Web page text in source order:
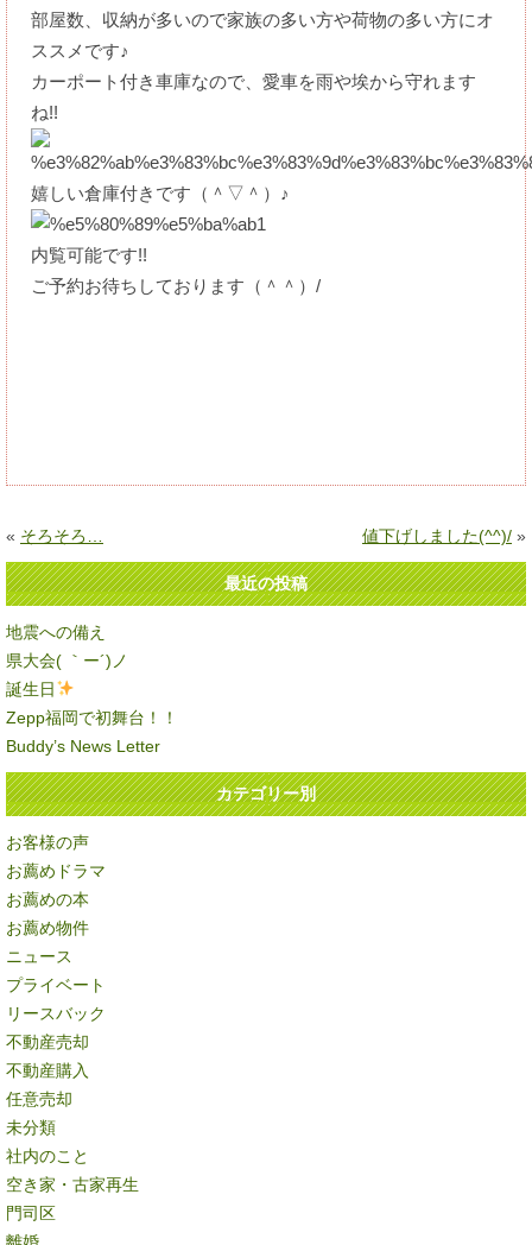
部屋数、収納が多いので家族の多い方や荷物の多い方にオ
ススメです♪
カーポート付き車庫なので、愛車を雨や埃から守れます
ね!!
嬉しい倉庫付きです（＾▽＾）♪
内覧可能です!!
ご予約お待ちしております（＾＾）/
« そろそろ… 値下げしました(^^)/ »
最近の投稿
地震への備え
県大会( ｀ー´)ノ
誕生日
Zepp福岡で初舞台！！
Buddy’s News Letter
カテゴリー別
お客様の声
お薦めドラマ
お薦めの本
お薦め物件
ニュース
プライベート
リースバック
不動産売却
不動産購入
任意売却
未分類
社内のこと
空き家・古家再生
門司区